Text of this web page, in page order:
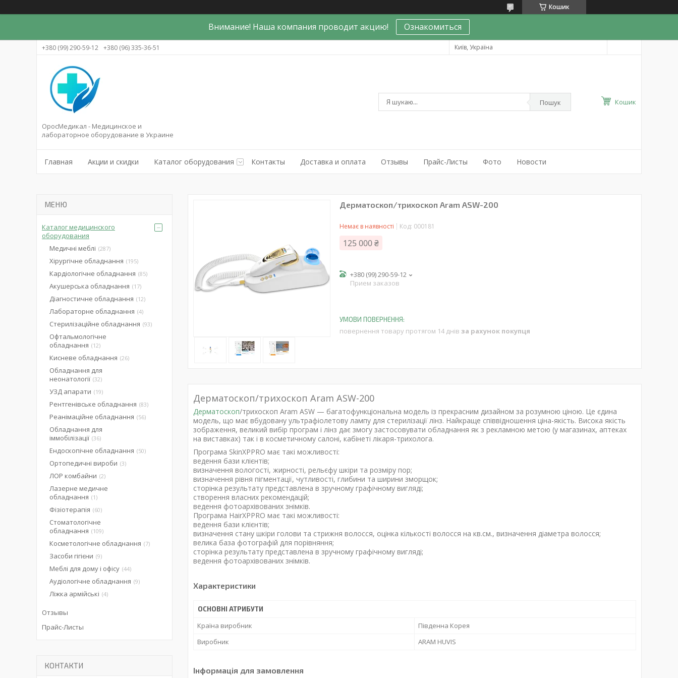
Кошик
Внимание! Наша компания проводит акцию! Ознакомиться
+380 (99) 290-59-12 +380 (96) 335-36-51 Київ, Україна
ОросМедикал - Медицинское и
лабораторное оборудование в Украине
Пошук Кошик
Главная Акции и скидки Каталог оборудования Контакты Доставка и оплата Отзывы Прайс-Листы Фото Новости
Дерматоскоп/трихоскоп Aram ASW-200
Немає в наявності Код: 000181
125 000 ₴
+380 (99) 290-59-12
Прием заказов
повернення товару протягом 14 днів за рахунок покупця
Дерматоскоп/трихоскоп Aram ASW-200
Дерматоскоп/трихоскоп Aram ASW — багатофункціональна модель із прекрасним дизайном за розумною ціною. Це єдина
модель, що має вбудовану ультрафіолетову лампу для стерилізації лінз. Найкраще співвідношення ціна-якість. Висока якість
зображення, великий вибір програм і лінз дає змогу застосовувати обладнання як з рекламною метою (у магазинах, аптеках
на виставках) так і в косметичному салоні, кабінеті лікаря-трихолога.
Програма SkinXPPRO має такі можливості:
ведення бази клієнтів;
визначення вологості, жирності, рельєфу шкіри та розміру пор;
визначення рівня пігментації, чутливості, глибини та ширини зморщок;
сторінка результату представлена в зручному графічному вигляді;
створення власних рекомендацій;
ведення фотоархівованих знімків.
Програма HairXPPRO має такі можливості:
ведення бази клієнтів;
визначення стану шкіри голови та стрижня волосся, оцінка кількості волосся на кв.см., визначення діаметра волосся;
велика база фотографій для порівняння;
сторінка результату представлена в зручному графічному вигляді;
ведення фотоархівованих знімків.
Характеристики
ОСНОВНІ АТРИБУТИ
Країна виробник
Південна Корея
Виробник
ARAM HUVIS
Інформація для замовлення
Каталог медицинского
оборудования
Медичні меблі 287
Хірургічне обладнання 195
Кардіологічне обладнання 85
Акушерська обладнання 17
Діагностичне обладнання 12
Лабораторне обладнання 4
Стерилізаційне обладнання 93
Офтальмологічне
обладнання
12
Кисневе обладнання 26
Обладнання для
неонатології 32
УЗД апарати 19
Рентгенівське обладнання 83
Реанімаційне обладнання 56
Обладнання для
іммобілізації 36
Ендоскопічне обладнання 50
Ортопедичні вироби 3
ЛОР комбайни 2
Лазерне медичне
обладнання
1
Фізіотерапія 60
Стоматологічне
обладнання
109
Косметологічне обладнання 7
Засоби гігієни 9
Меблі для дому і офісу 44
Аудіологічне обладнання 9
Ліжка армійські 4
Отзывы
Прайс-Листы
КОНТАКТИ